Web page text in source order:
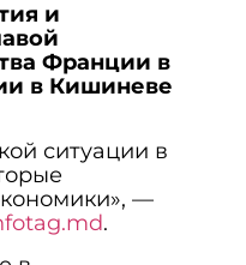
и
Франции в
в Кишиневе
ситуации в
—
.